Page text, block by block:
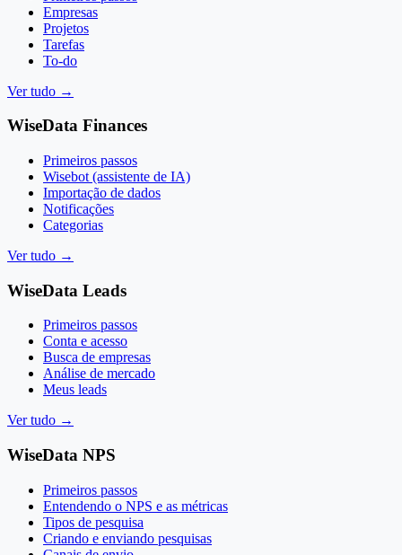
Empresas
Projetos
Tarefas
To-do
Ver tudo →
WiseData Finances
Primeiros passos
Wisebot (assistente de IA)
Importação de dados
Notificações
Categorias
Ver tudo →
WiseData Leads
Primeiros passos
Conta e acesso
Busca de empresas
Análise de mercado
Meus leads
Ver tudo →
WiseData NPS
Primeiros passos
Entendendo o NPS e as métricas
Tipos de pesquisa
Criando e enviando pesquisas